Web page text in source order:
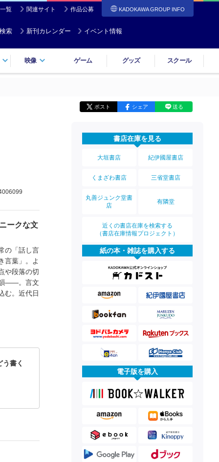
覧 関連サイト 作品公募 KADOKAWA GROUP INFO
索 新刊カレンダー イベント情報
映像 ゲーム グッズ スクール
ポスト シェア 送る
ークな文
の「話し言
言葉」。よ
や段落の切
韻――。言文
む。近代日
書く
書店在庫を見る
大垣書店 紀伊國屋書店
くまざわ書店 三省堂書店
丸善ジュンク堂書
店
有隣堂
近くの書店在庫を検索する
（書店在庫情報プロジェクト）
紙の本・雑誌を購入する
電子版を購入